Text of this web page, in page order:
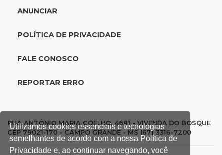
Utilizamos cookies essenciais e tecnologias
semelhantes de acordo com a nossa Política de
Privacidade e, ao continuar navegando, você
pesquisa da UFMS premiada no Paìs
Justiça suspende punições do MEC a cursos de
que matou 4 pessoas ligadas a MS
14:15 Falta de acessibilidade
ANUNCIAR
POLÍTICA DE PRIVACIDADE
FALE CONOSCO
REPORTAR ERRO
RUA ANTÔNIO MARIA COELHO, 4681 - VIVENDA DO BOSQUE
CEP 79021-170 - CAMPO GRANDE - MS (67) 3316-7200